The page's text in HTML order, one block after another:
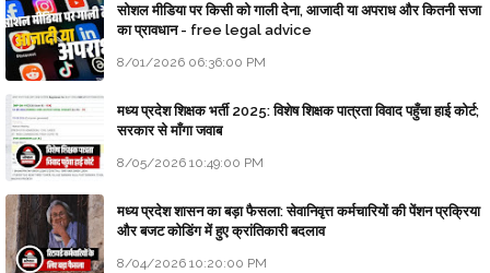
सोशल मीडिया पर किसी को गाली देना, आजादी या अपराध और कितनी सजा
का प्रावधान - free legal advice
8/01/2026 06:36:00 PM
मध्य प्रदेश शिक्षक भर्ती 2025: विशेष शिक्षक पात्रता विवाद पहुँचा हाई कोर्ट;
सरकार से माँगा जवाब
8/05/2026 10:49:00 PM
मध्य प्रदेश शासन का बड़ा फैसला: सेवानिवृत्त कर्मचारियों की पेंशन प्रक्रिया
और बजट कोडिंग में हुए क्रांतिकारी बदलाव
8/04/2026 10:20:00 PM